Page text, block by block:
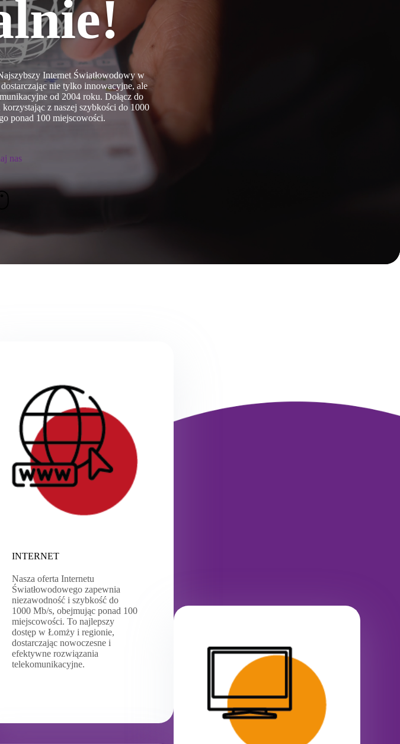
Internet Światłowodowy w
nie tylko innowacyjne, ale
od 2004 roku. Dołącz do
z naszej szybkości do 1000
ponad 100 miejscowości.
nas
INTERNET
Nasza oferta Internetu
Światłowodowego zapewnia
niezawodność i szybkość do
1000 Mb/s, obejmując ponad 100
miejscowości. To najlepszy
dostęp w Łomży i regionie,
dostarczając nowoczesne i
efektywne rozwiązania
telekomunikacyjne.